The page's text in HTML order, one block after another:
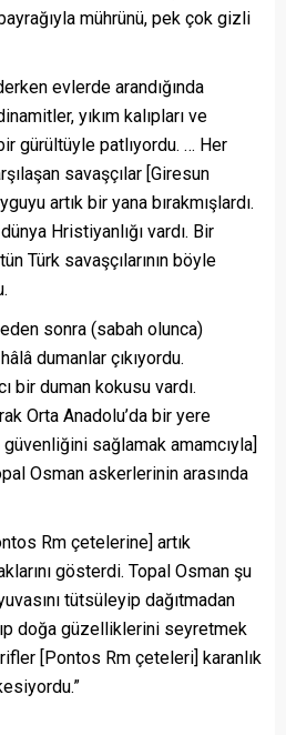
mührünü, pek çok gizli
evlerde arandığında
yıkım kalıpları ve
gürültüyle patlıyordu. … Her
savaşçılar [Giresun
artık bir yana bırakmışlardı.
Hristiyanlığı vardı. Bir
Türk savaşçılarının böyle
sonra (sabah olunca)
dumanlar çıkıyordu.
bir duman kokusu vardı.
Orta Anadolu’da bir yere
sağlamak amamcıyla]
Osman askerlerinin arasında
Rm çetelerine] artık
gösterdi. Topal Osman şu
tütsüleyip dağıtmadan
doğa güzelliklerini seyretmek
[Pontos Rm çeteleri] karanlık